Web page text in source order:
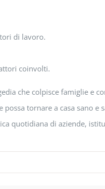
di lavoro.
coinvolti.
che colpisce famiglie e
tornare a casa sano e
quotidiana di aziende,